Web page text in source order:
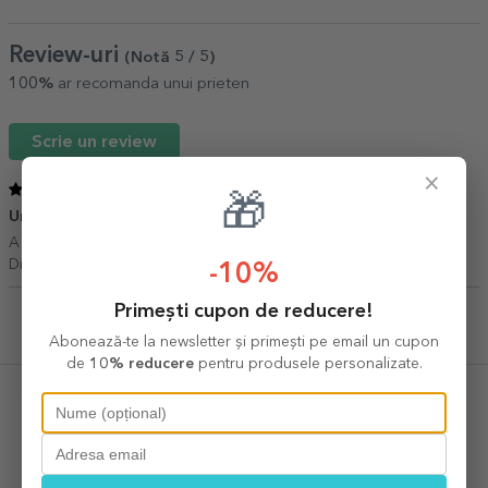
Review-uri (Notă 5 / 5 )
100% ar recomanda unui prieten
Scrie un review
Un cadou inspirat!
A fost exact ceea ce cautam.
Diana,
Ultimele produse vizualizate
×
🎁
-10%
Primești cupon de reducere!
Abonează-te la newsletter și primești pe email un cupon
de 10% reducerepentru produsele personalizate.